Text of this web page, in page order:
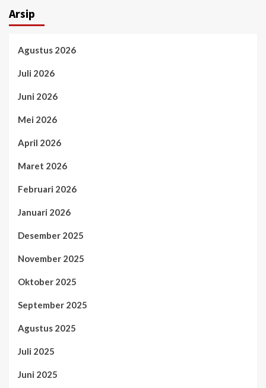
Arsip
Agustus 2026
Juli 2026
Juni 2026
Mei 2026
April 2026
Maret 2026
Februari 2026
Januari 2026
Desember 2025
November 2025
Oktober 2025
September 2025
Agustus 2025
Juli 2025
Juni 2025